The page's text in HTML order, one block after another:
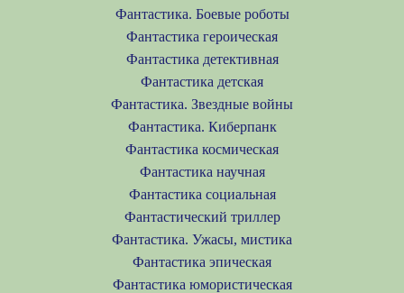
Фантастика. Боевые роботы
Фантастика героическая
Фантастика детективная
Фантастика детская
Фантастика. Звездные войны
Фантастика. Киберпанк
Фантастика космическая
Фантастика научная
Фантастика социальная
Фантастический триллер
Фантастика. Ужасы, мистика
Фантастика эпическая
Фантастика юмористическая